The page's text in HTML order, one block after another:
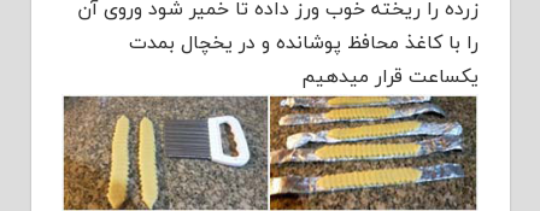
زرده را ریخته خوب ورز داده تا خمیر شود وروی آن
را با کاغذ محافظ پوشانده و در یخچال بمدت
یکساعت قرار میدهیم